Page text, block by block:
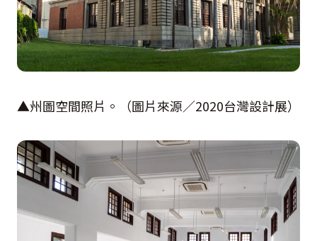
▲州圖空間照片。（圖片來源／2020台灣設計展）